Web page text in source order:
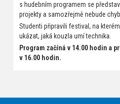
s hudebním programem se
projekty a samozřejmě nebude
Studenti připravili festival, na
ukázat, jaká kouzla umí technika.
Program začíná v 14.00 hodin a
v 16.00 hodin.